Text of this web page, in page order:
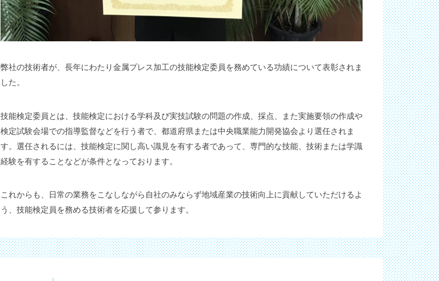
弊社の技術者が、長年にわたり金属プレス加工の技能検定委員を務めている功績について表彰されま
した。
技能検定委員とは、技能検定における学科及び実技試験の問題の作成、採点、また実施要領の作成や
検定試験会場での指導監督などを行う者で、都道府県または中央職業能力開発協会より選任されま
す。選任されるには、技能検定に関し高い識見を有する者であって、専門的な技能、技術または学識
経験を有することなどが条件となっております。
これからも、日常の業務をこなしながら自社のみならず地域産業の技術向上に貢献していただけるよ
う、技能検定員を務める技術者を応援して参ります。